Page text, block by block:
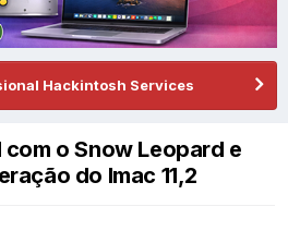
Hackintosh Services
o Snow Leopard e
do Imac 11,2